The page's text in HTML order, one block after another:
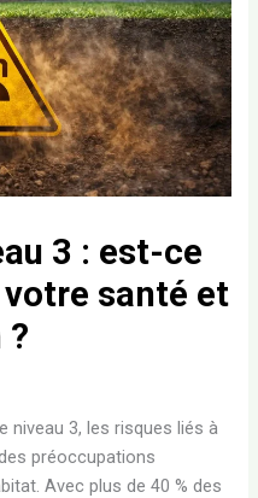
3 : est-ce
santé et
niveau 3, les risques liés à
préoccupations
Avec plus de 40 % des